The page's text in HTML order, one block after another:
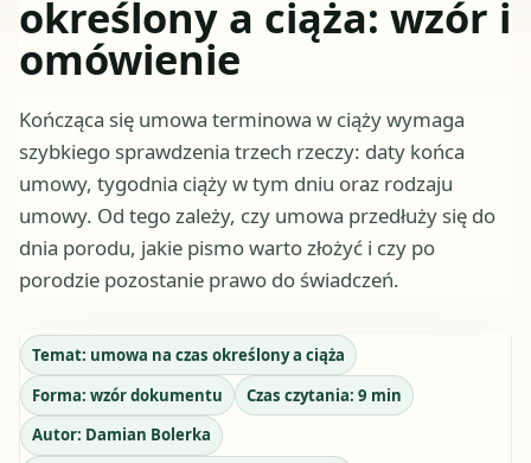
określony a ciąża: wzór i
omówienie
Kończąca się umowa terminowa w ciąży wymaga
szybkiego sprawdzenia trzech rzeczy: daty końca
umowy, tygodnia ciąży w tym dniu oraz rodzaju
umowy. Od tego zależy, czy umowa przedłuży się do
dnia porodu, jakie pismo warto złożyć i czy po
porodzie pozostanie prawo do świadczeń.
Temat: umowa na czas określony a ciąża
Forma: wzór dokumentu Czas czytania: 9 min
Autor: Damian Bolerka